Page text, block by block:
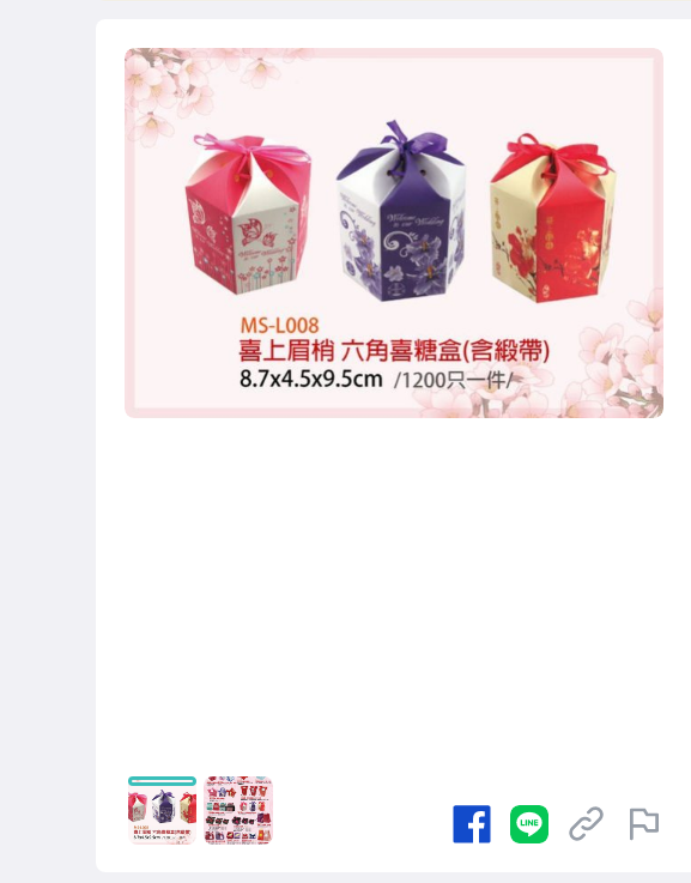
圖書/影音/文具
居家、家具與園藝
美容保養與彩妝
家電與影音視聽
電腦、平板與周邊
相機、攝影與周邊